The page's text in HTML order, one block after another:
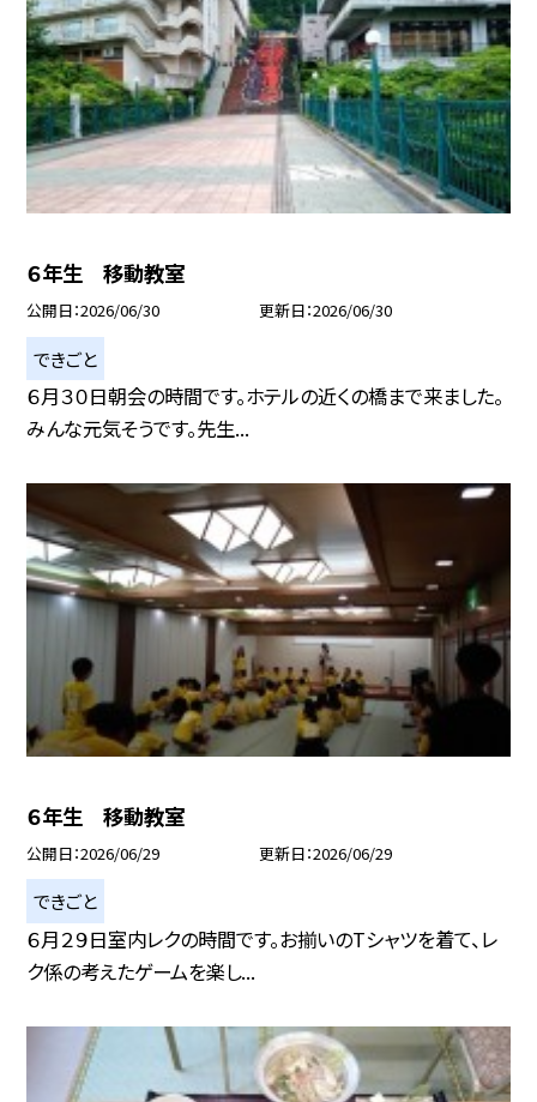
６年生 移動教室
公開日 2026/06/30 更新日 2026/06/30
できごと
６月３０日朝会の時間です。ホテルの近くの橋まで来ました。
みんな元気そうです。先生...
６年生 移動教室
公開日 2026/06/29 更新日 2026/06/29
できごと
６月２９日室内レクの時間です。お揃いのTシャツを着て、レ
ク係の考えたゲームを楽し...